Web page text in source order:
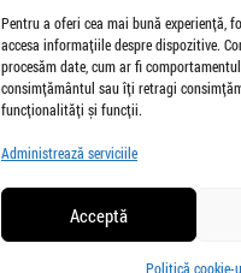
Pentru a oferi cea mai bună experiență,
accesa informațiile despre dispozitive.
procesăm date, cum ar fi
consimțământul sau îți retragi
funcționalități și funcții.
Administrează serviciile
Acceptă
Politică cookie-